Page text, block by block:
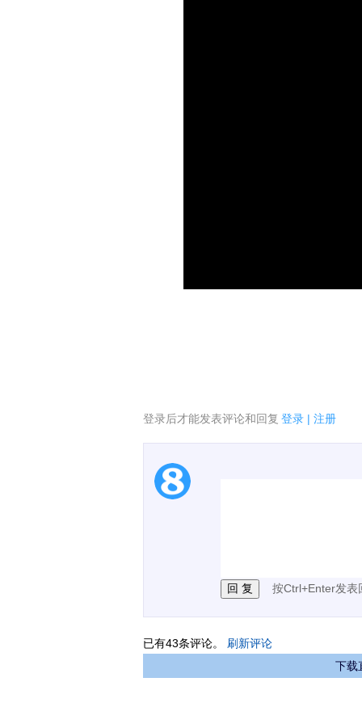
登录后才能发表评论和回复 登录 | 注册
按Ctrl+Enter发表
已有43条评论。 刷新评论
下载